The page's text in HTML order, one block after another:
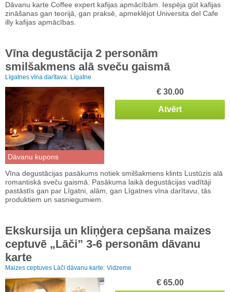
Dāvanu karte Coffee expert kafijas apmācībām. Iespēja gūt kafijas
zināšanas gan teorijā, gan praksē, apmeklējot Universita del Cafe
illy kafijas apmācības.
Vīna degustācija 2 personām
smilšakmens alā sveču gaismā
Līgatnes vīna darītava: Līgatne
Dāvanu kupons
€ 30.00
Atvērt
Vīna degustācijas pasākums notiek smilšakmens klints Lustūzis alā
romantiskā sveču gaismā. Pasākuma laikā degustācijas vadītāji
pastāstīs gan par Līgatni, alām, gan Līgatnes vīna darītavu, tās
produktiem un sasniegumiem.
Ekskursija un kliņģera cepšana maizes
ceptuvē „Lāči” 3-6 personām dāvanu
karte
Maizes ceptuves Lāči dāvanu karte: Vidzeme
€ 65.00